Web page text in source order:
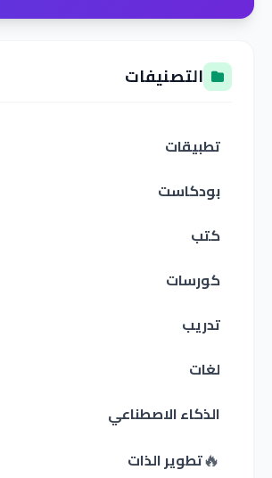
التصنيفات
تطبيقات
بودكاست
كتب
كورسات
تدريب
لغات
الذكاء الاصطناعي
🔥تطوير الذات